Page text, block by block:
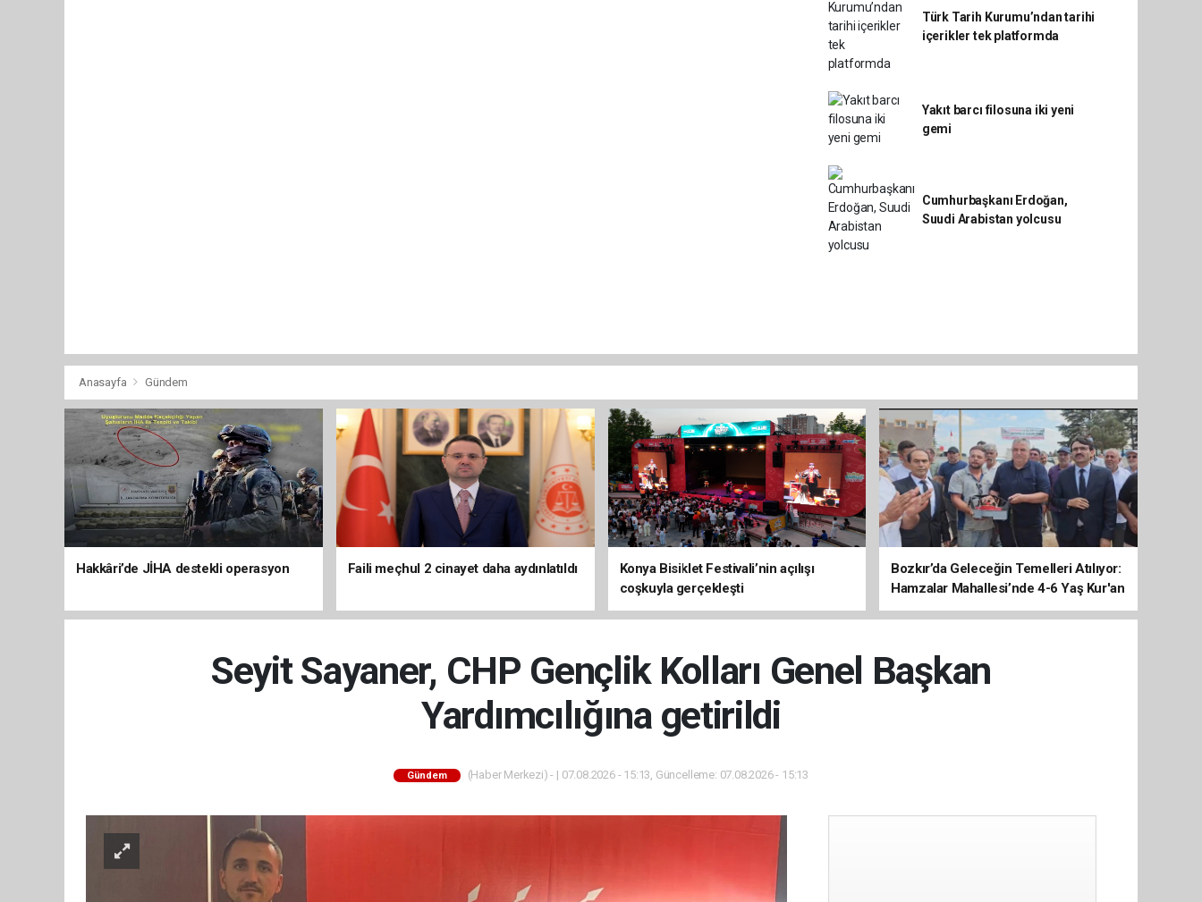
Türk Tarih Kurumu’ndan tarihi
içerikler tek platformda
Yakıt barcı filosuna iki yeni
gemi
Cumhurbaşkanı Erdoğan,
Suudi Arabistan yolcusu
Anasayfa Gündem
Hakkâri’de JİHA destekli operasyon Faili meçhul 2 cinayet daha aydınlatıldı
Konya Bisiklet Festivali’nin açılışı
coşkuyla gerçekleşti
Bozkır’da Geleceğin Temelleri Atılıyor:
Hamzalar Mahallesi’nde 4-6 Yaş Kur'an
Kursu İnşaatı Başladı
Seyit Sayaner, CHP Gençlik Kolları Genel Başkan
Yardımcılığına getirildi
Gündem (Haber Merkezi) - | 07.08.2026 - 15:13, Güncelleme: 07.08.2026 - 15:13